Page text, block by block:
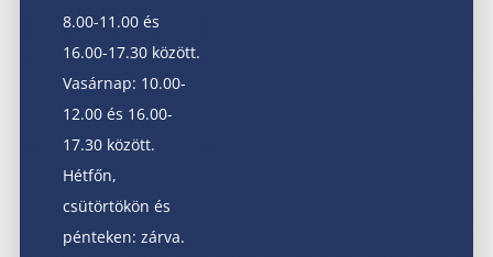
8.00-11.00 és
16.00-17.30 között.
Vasárnap: 10.00-
12.00 és 16.00-
17.30 között.
Hétfőn,
csütörtökön és
pénteken: zárva.